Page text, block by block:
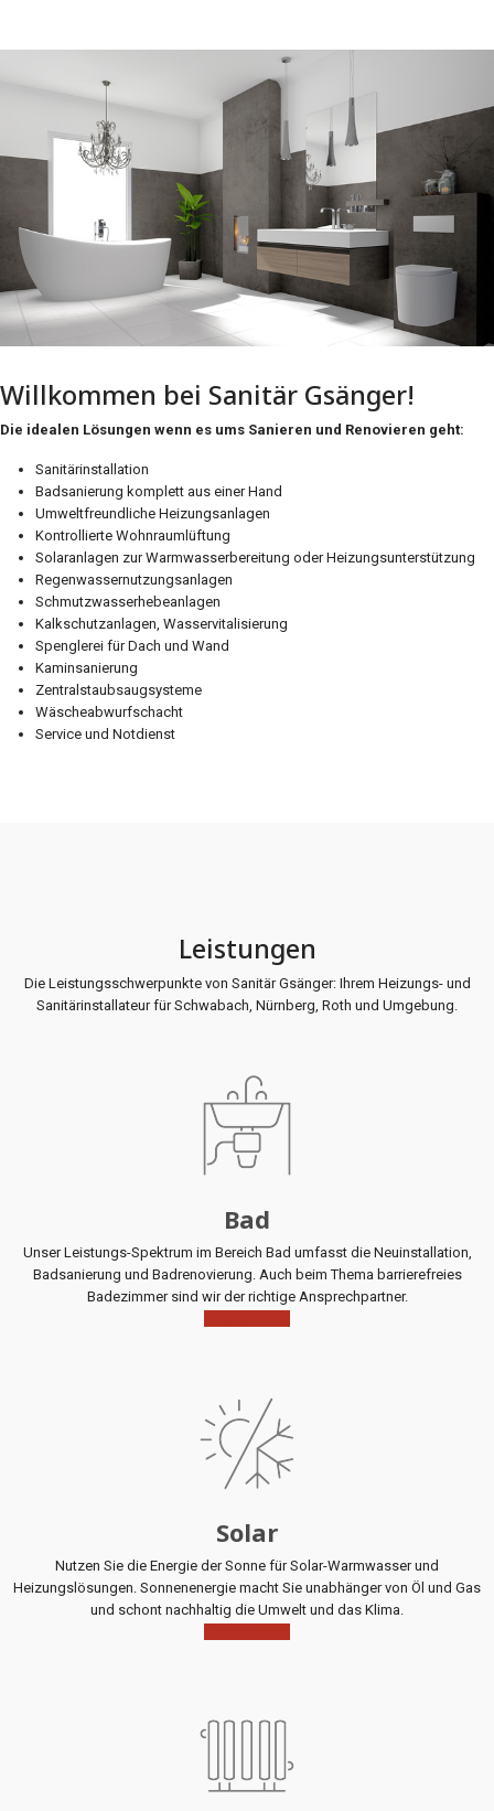
Willkommen bei Sanitär Gsänger!
Die idealen Lösungen wenn es ums Sanieren und Renovieren geht:
Sanitärinstallation
Badsanierung komplett aus einer Hand
Umweltfreundliche Heizungsanlagen
Kontrollierte Wohnraumlüftung
Solaranlagen zur Warmwasserbereitung oder Heizungsunterstützung
Regenwassernutzungsanlagen
Schmutzwasserhebeanlagen
Kalkschutzanlagen, Wasservitalisierung
Spenglerei für Dach und Wand
Kaminsanierung
Zentralstaubsaugsysteme
Wäscheabwurfschacht
Service und Notdienst
Leistungen
Die Leistungsschwerpunkte von Sanitär Gsänger: Ihrem Heizungs- und
Sanitärinstallateur für Schwabach, Nürnberg, Roth und Umgebung.
Bad
Unser Leistungs-Spektrum im Bereich Bad umfasst die Neuinstallation,
Badsanierung und Badrenovierung. Auch beim Thema barrierefreies
Badezimmer sind wir der richtige Ansprechpartner.
Solar
Nutzen Sie die Energie der Sonne für Solar-Warmwasser und
Heizungslösungen. Sonnenenergie macht Sie unabhänger von Öl und Gas
und schont nachhaltig die Umwelt und das Klima.